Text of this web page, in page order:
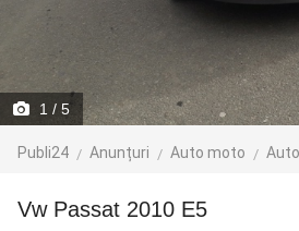
1 / 5
Publi24 Anunțuri Auto moto
Vw Passat 2010 E5